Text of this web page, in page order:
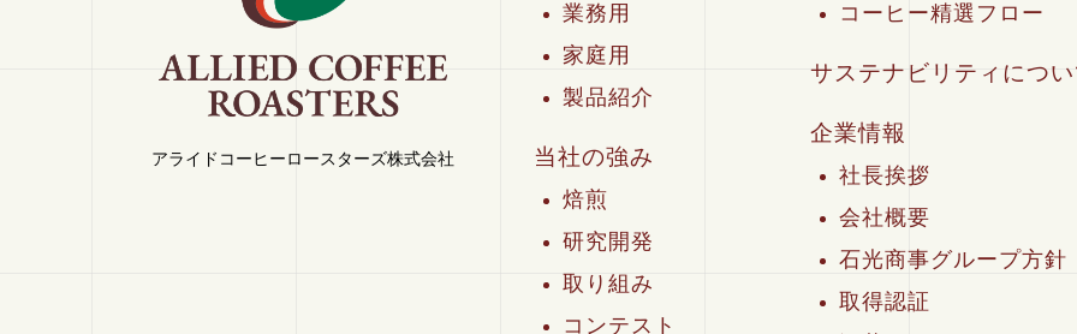
アライドコーヒーロースターズ株式会社
業務用
家庭用
製品紹介
当社の強み
焙煎
研究開発
取り組み
コンテスト
コーヒー精選フロー
サステナビリティにつ
企業情報
社長挨拶
会社概要
石光商事グループ方針
取得認証